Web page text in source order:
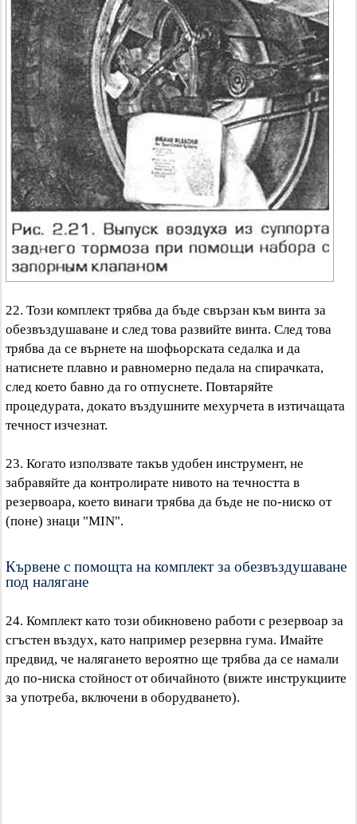
22. Този комплект трябва да бъде свързан към винта за
обезвъздушаване и след това развийте винта. След това
трябва да се върнете на шофьорската седалка и да
натиснете плавно и равномерно педала на спирачката,
след което бавно да го отпуснете. Повтаряйте
процедурата, докато въздушните мехурчета в изтичащата
течност изчезнат.
23. Когато използвате такъв удобен инструмент, не
забравяйте да контролирате нивото на течността в
резервоара, което винаги трябва да бъде не по-ниско от
(поне) знаци "MIN".
Кървене с помощта на комплект за обезвъздушаване
под налягане
24. Комплект като този обикновено работи с резервоар за
сгъстен въздух, като например резервна гума. Имайте
предвид, че налягането вероятно ще трябва да се намали
до по-ниска стойност от обичайното (вижте инструкциите
за употреба, включени в оборудването).